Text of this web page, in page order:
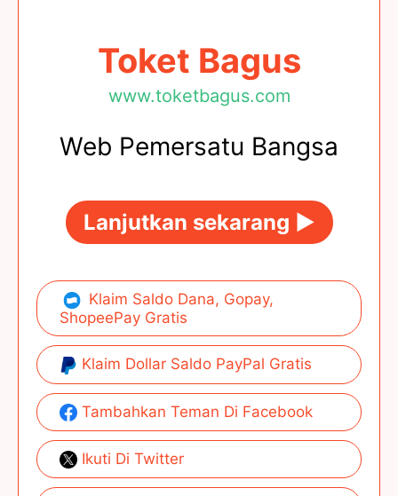
Toket Bagus
www.toketbagus.com
Web Pemersatu Bangsa
Lanjutkan sekarang ►
Klaim Saldo Dana, Gopay,
ShopeePay Gratis
Klaim Dollar Saldo PayPal Gratis
Tambahkan Teman Di Facebook
Ikuti Di Twitter